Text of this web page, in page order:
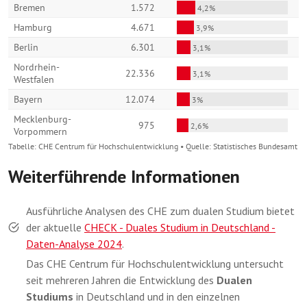
Weiterführende Informationen
Ausführliche Analysen des CHE zum dualen Studium bietet
der aktuelle CHECK - Duales Studium in Deutschland -
Daten-Analyse 2024.
Das CHE Centrum für Hochschulentwicklung untersucht
seit mehreren Jahren die Entwicklung des Dualen
Studiums in Deutschland und in den einzelnen